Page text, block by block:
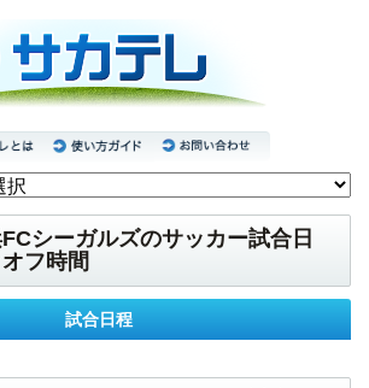
シーガルズのサッカー試合日
フ時間
試合日程